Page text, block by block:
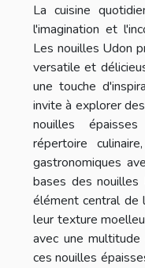
La cuisine
l'imagination et
Les nouilles Udon
versatile et
une touche
invite à explorer
nouilles
répertoire
gastronomiques
bases des
élément central de
leur texture
avec une multitude
ces nouilles